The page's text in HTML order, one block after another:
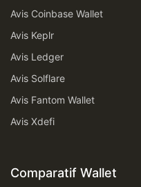
Avis Coinbase Wallet
Avis Keplr
Avis Ledger
Avis Solflare
Avis Fantom Wallet
Avis Xdefi
Comparatif Wallet